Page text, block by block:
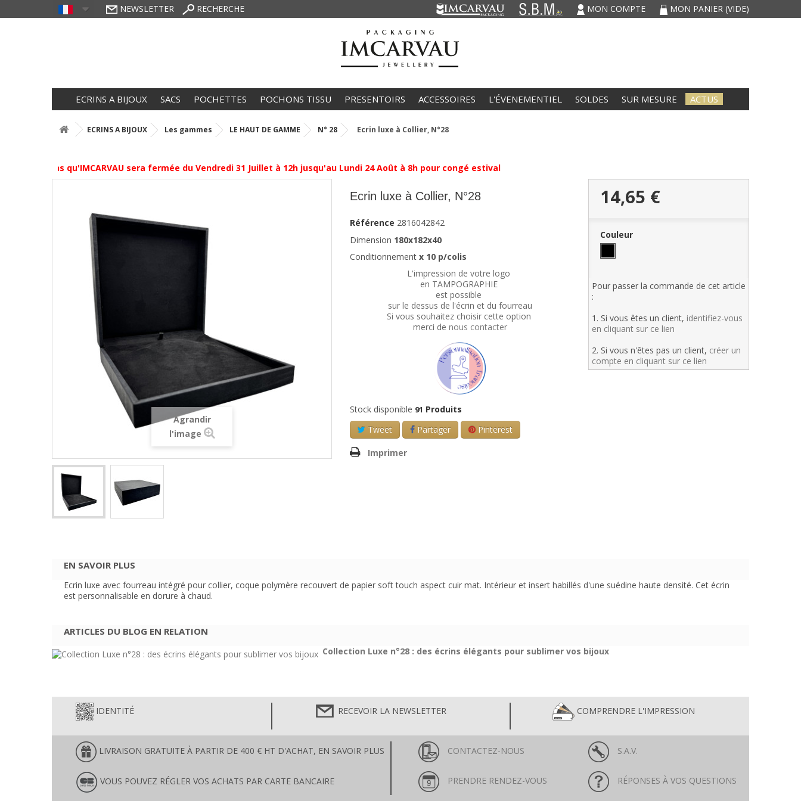
NEWSLETTER RECHERCHE MON COMPTE MON PANIER (VIDE)
ECRINS A BIJOUX SACS POCHETTES POCHONS TISSU PRESENTOIRS ACCESSOIRES L'ÉVENEMENTIEL SOLDES SUR MESURE ACTUS
ECRINS A BIJOUX Les gammes LE HAUT DE GAMME N° 28 Ecrin luxe à Collier, N°28
informons qu'IMCARVAU sera fermée du Vendredi 31 Juillet à 12h jusqu'au Lundi 24 Août à 8h pour congé estival
Agrandir
l'image
Ecrin luxe à Collier, N°28
Référence 2816042842
Dimension 180x182x40
Conditionnement x 10 p/colis
L'impression de votre logo
en TAMPOGRAPHIE
est possible
sur le dessus de l'écrin et du fourreau
Si vous souhaitez choisir cette option
merci de nous contacter
Stock disponible 91 Produits
Tweet
Partager Pinterest
Imprimer
14,65 €
Couleur
Pour passer la commande de cet article
:
1. Si vous êtes un client, identifiez-vous
en cliquant sur ce lien
2. Si vous n'êtes pas un client, créer un
compte en cliquant sur ce lien
EN SAVOIR PLUS
Ecrin luxe avec fourreau intégré pour collier, coque polymère recouvert de papier soft touch aspect cuir mat. Intérieur et insert habillés d'une suédine haute densité. Cet écrin
est personnalisable en dorure à chaud.
ARTICLES DU BLOG EN RELATION
Collection Luxe n°28 : des écrins élégants pour sublimer vos bijoux
IDENTITÉ RECEVOIR LA NEWSLETTER COMPRENDRE L'IMPRESSION
LIVRAISON GRATUITE À PARTIR DE 400 € HT D'ACHAT, EN SAVOIR PLUS
VOUS POUVEZ RÉGLER VOS ACHATS PAR CARTE BANCAIRE
CONTACTEZ-NOUS S.A.V.
PRENDRE RENDEZ-VOUS RÉPONSES À VOS QUESTIONS